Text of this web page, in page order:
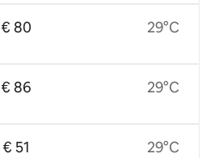
€ 80
€ 86
€ 51
29°C
29°C
29°C